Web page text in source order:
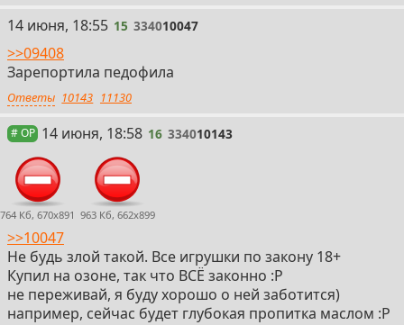
15
14 июня, 18:55 15 334010047
>>09408
Зарепортила педофила
Ответы 10143 11130
# OP 16
14 июня, 18:58 16 334010143
764 Кб, 670x891 963 Кб, 662x899
>>10047
Не будь злой такой. Все игрушки по закону 18+
Купил на озоне, так что ВСЁ законно :P
не переживай, я буду хорошо о ней заботится)
например, сейчас будет глубокая пропитка маслом :P